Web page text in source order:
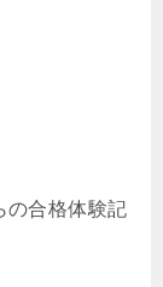
の合格体験記